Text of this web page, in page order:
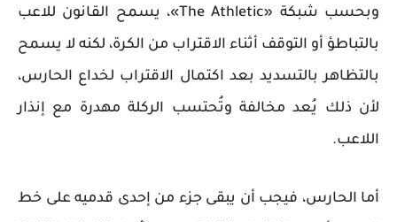
وبحسب شبكة «The Athletic»، يسمح القانون للاعب
بالتباطؤ أو التوقف أثناء الاقتراب من الكرة، لكنه لا يسمح
بالتظاهر بالتسديد بعد اكتمال الاقتراب لخداع الحارس،
لأن ذلك يُعد مخالفة وتُحتسب الركلة مهدرة مع إنذار
اللاعب.
أما الحارس، فيجب أن يبقى جزء من إحدى قدميه على خط